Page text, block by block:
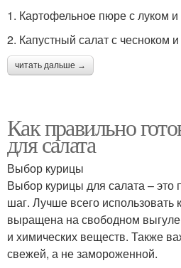
1. Картофельное пюре с луком и
2. Капустный салат с чесноком
читать дальше →
Как правильно
для салата
Выбор курицы
Выбор курицы для салата –
шаг. Лучше всего использовать
выращена на свободном
и химических веществ. Также
свежей, а не замороженной.